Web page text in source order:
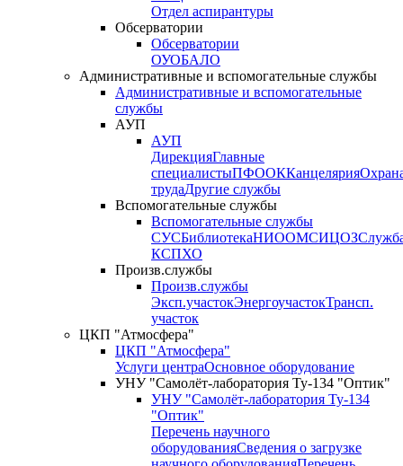
Отдел аспирантуры
Обсерватории
Обсерватории
ОУОБАЛО
Административные и вспомогательные службы
Административные и вспомогательные
службы
АУП
АУП
ДирекцияГлавные
специалистыПФООККанцелярия
трудаДругие службы
Вспомогательные службы
Вспомогательные службы
СУСБиблиотекаНИООМСИЦОЗ
КСПХО
Произв.службы
Произв.службы
Эксп.участокЭнергоучастокТрансп.
участок
ЦКП "Атмосфера"
ЦКП "Атмосфера"
Услуги центраОсновное оборудование
УНУ "Самолёт-лаборатория Ту-134 "Оптик"
УНУ "Самолёт-лаборатория Ту-134
"Оптик"
Перечень научного
оборудованияСведения о загрузке